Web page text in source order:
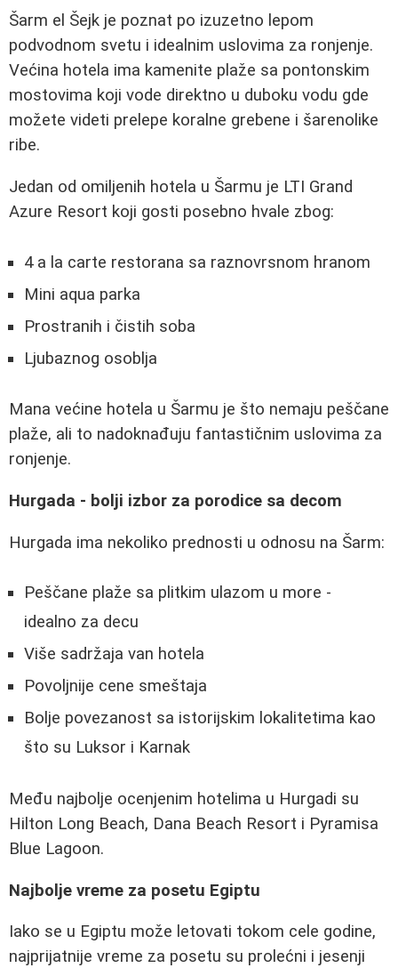
Šarm el Šejk je poznat po izuzetno lepom
podvodnom svetu i idealnim uslovima za ronjenje.
Većina hotela ima kamenite plaže sa pontonskim
mostovima koji vode direktno u duboku vodu gde
možete videti prelepe koralne grebene i šarenolike
ribe.
Jedan od omiljenih hotela u Šarmu je LTI Grand
Azure Resort koji gosti posebno hvale zbog:
4 a la carte restorana sa raznovrsnom hranom
Mini aqua parka
Prostranih i čistih soba
Ljubaznog osoblja
Mana većine hotela u Šarmu je što nemaju peščane
plaže, ali to nadoknađuju fantastičnim uslovima za
ronjenje.
Hurgada - bolji izbor za porodice sa decom
Hurgada ima nekoliko prednosti u odnosu na Šarm:
Peščane plaže sa plitkim ulazom u more -
idealno za decu
Više sadržaja van hotela
Povoljnije cene smeštaja
Bolje povezanost sa istorijskim lokalitetima kao
što su Luksor i Karnak
Među najbolje ocenjenim hotelima u Hurgadi su
Hilton Long Beach, Dana Beach Resort i Pyramisa
Blue Lagoon.
Najbolje vreme za posetu Egiptu
Iako se u Egiptu može letovati tokom cele godine,
najprijatnije vreme za posetu su prolećni i jesenji